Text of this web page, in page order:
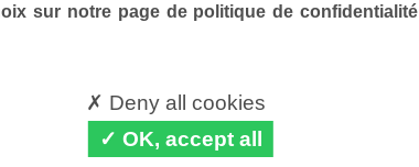
sur notre page de politique de confidentialité
Deny all cookies
OK, accept all